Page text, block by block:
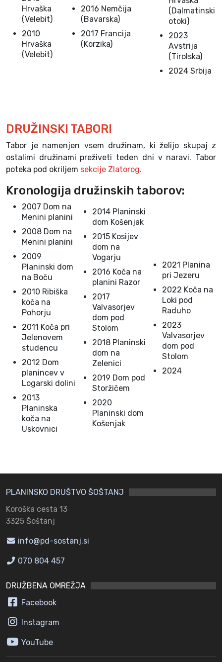
Hrvaška
(Velebit)
2010
Hrvaška
(Velebit)
2016 Nemčija
(Bavarska)
2017 Francija
(Korzika)
(Dalmatinski
otoki)
2023
Avstrija
(Tirolska)
2024 Srbija
DRUŽINSKI TABORI
Tabor je namenjen vsem družinam, ki želijo skupaj z
ostalimi družinami preživeti teden dni v naravi. Tabor
poteka pod okriljem sekcije Zlatorog.
Kronologija družinskih taborov:
2007 Dom na
Menini planini
2008 Dom na
Menini planini
2009
Planinski dom
na Boču
2010 Ribiška
koča na
Pohorju
2011 Koča pri
Jelenovem
studencu
2012 Dom
planincev v
Logarski dolini
2013
Planinska
koča na
Uskovnici
2014 Planinski
dom Košenjak
2015 Kosijev
dom na
Vogarju
2016 Koča na
planini Razor
2017
Valvasorjev
dom pod
Stolom
2018 Planinski
dom na
Zelenici
2019 Dom pod
Storžičem
2020
Planinski dom
Košenjak
2021 Planina
pri Jezeru
2022 Koča na
Loki pod
Raduho
2023
Valvasorjev
dom pod
Stolom
2024
PLANINSKO DRUŠTVO ŠOŠTANJ
Koroška cesta 13
3325 Šoštanj
info@pd-sostanj.si
070 804 457
DRUŽBENA OMREŽJA
Facebook
Instagram
YouTube